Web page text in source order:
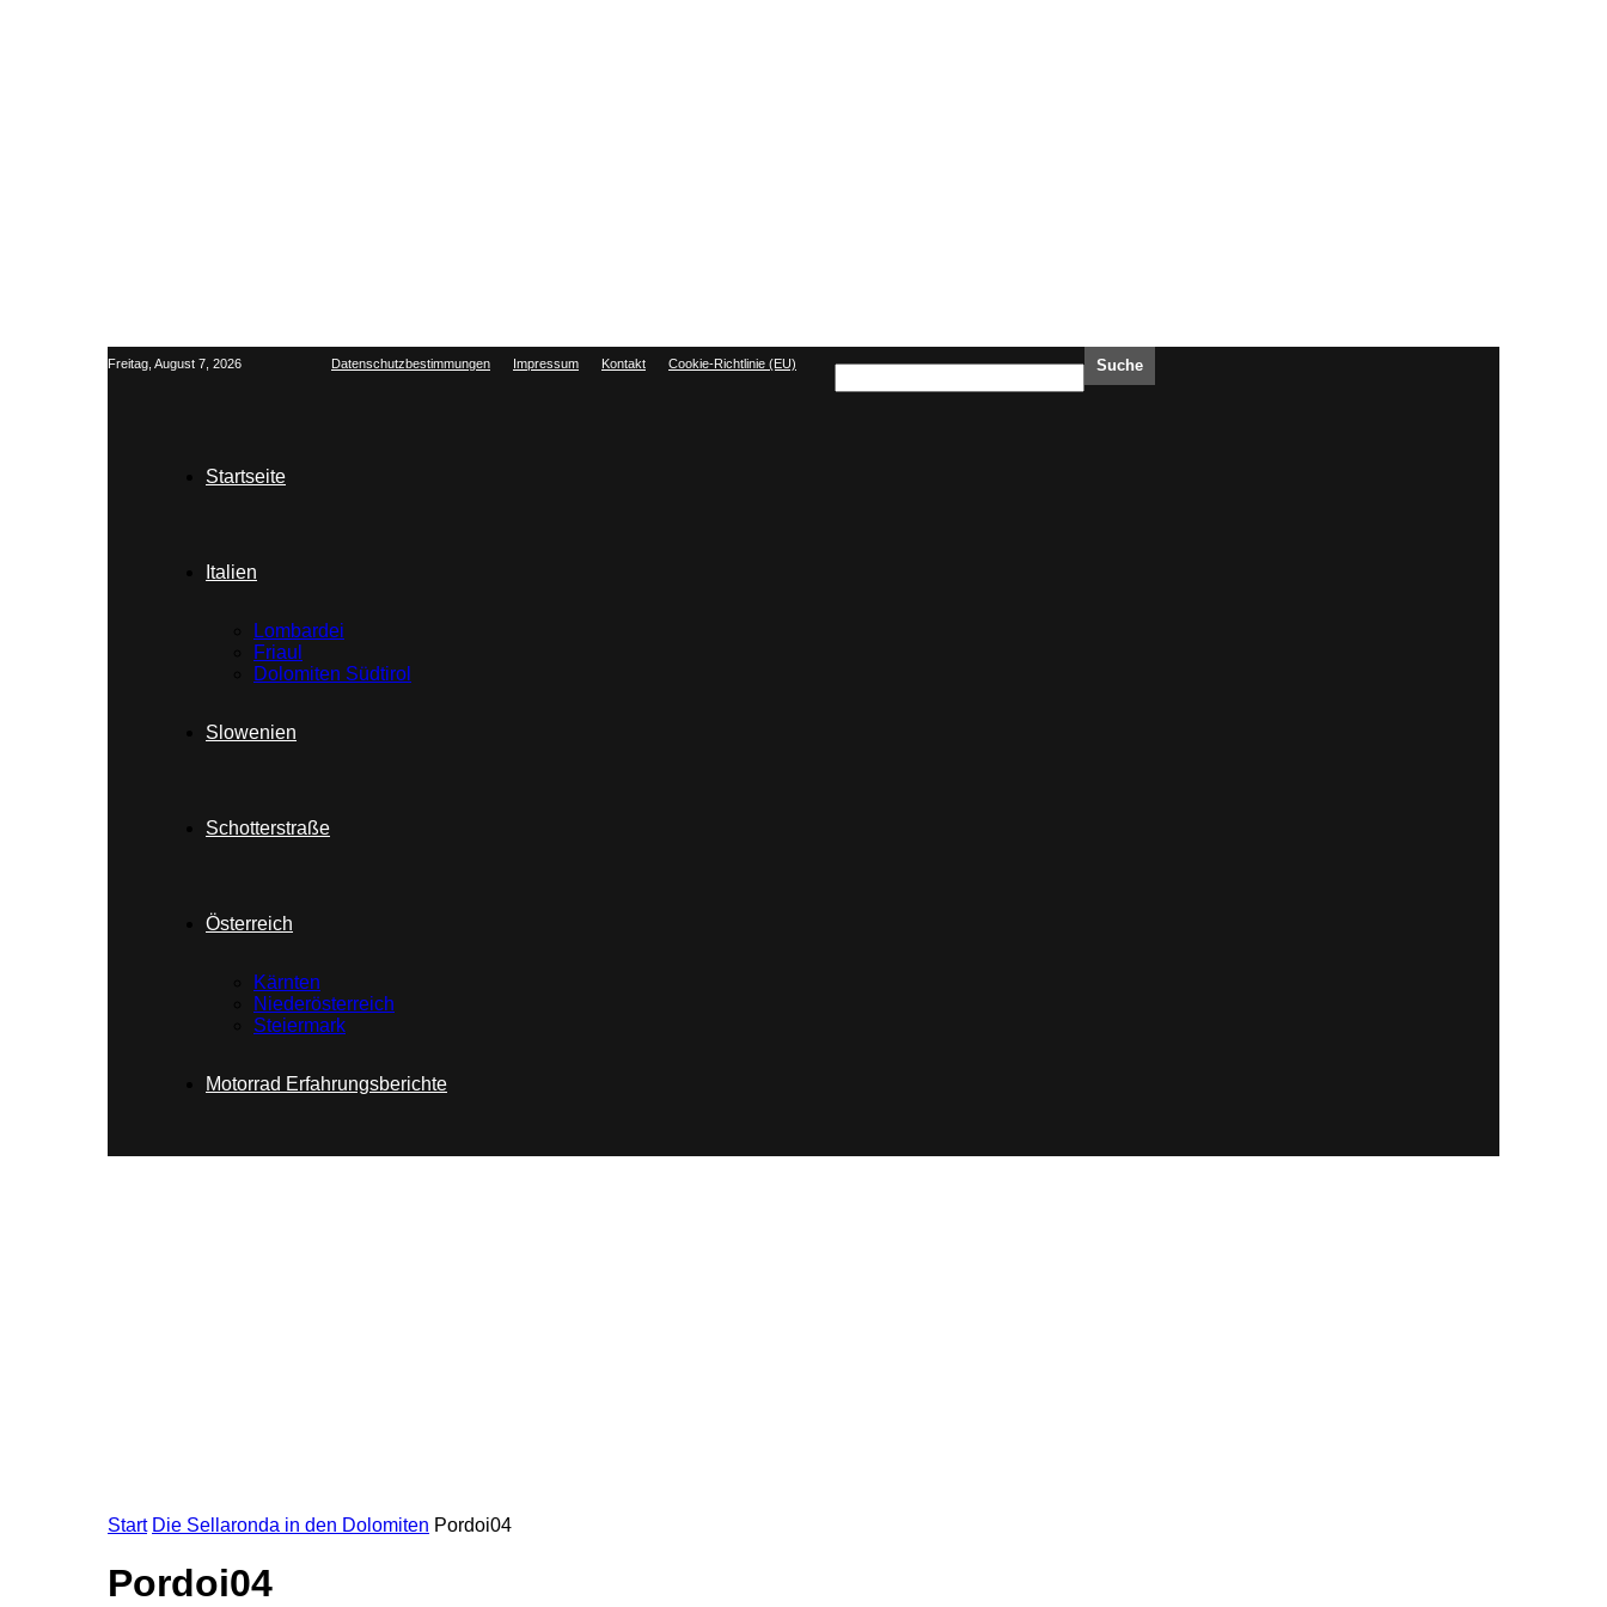
Freitag, August 7, 2026 Datenschutzbestimmungen Impressum Kontakt Cookie-Richtlinie (EU)
Startseite
Italien
Lombardei
Friaul
Dolomiten Südtirol
Slowenien
Schotterstraße
Österreich
Kärnten
Niederösterreich
Steiermark
Motorrad Erfahrungsberichte
Start Die Sellaronda in den Dolomiten Pordoi04
Pordoi04